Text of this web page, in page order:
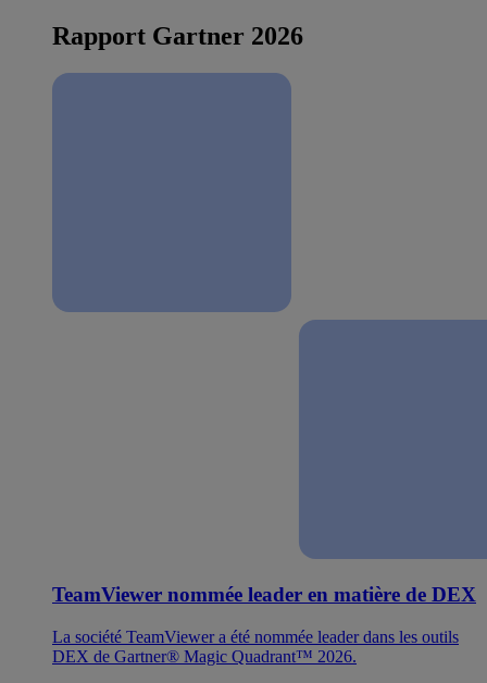
Rapport Gartner 2026
TeamViewer nommée leader en matière de DEX
La société TeamViewer a été nommée leader dans les outils
DEX de Gartner® Magic Quadrant™ 2026.